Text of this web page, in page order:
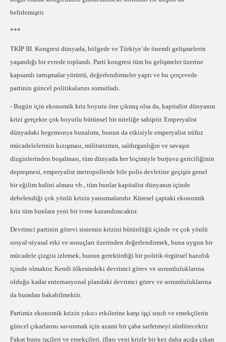
belirlemiştir.
***
TKİP III. Kongresi dünyada, bölgede ve Türkiye’de önemli gelişmelerin
yaşandığı bir evrede toplandı. Parti kongresi tüm bu gelişmeler üzerine
kapsamlı tartışmalar yürüttü, değerlendirmeler yaptı ve bu çerçevede
partinin güncel politikalarını somutladı.
- Bugün için ekonomik kriz boyutu öne çıkmış olsa da, kapitalist dünyanın
krizi gerçekte çok boyutlu bütünsel bir niteliğe sahiptir. Emperyalist
dünyadaki hegemonya bunalımı, bunun da etkisiyle emperyalist nüfuz
mücadelelerinin kızışması, militarizmin, saldırganlığın ve savaşın
dizginlerinden boşalması, tüm dünyada her biçimiyle burjuva gericiliğinin
depreşmesi, emperyalist metropollerde bile polis devletine geçişin genel
bir eğilim halini alması vb., tüm bunlar kapitalist dünyanın içinde
debelendiği çok yönlü krizin yansımalarıdır. Küresel çaptaki ekonomik
kriz tüm bunlara yeni bir ivme kazandıracaktır.
Devrimci partinin görevi sistemin krizini bütünlüğü içinde ve çok yönlü
sosyal-siyasal etki ve sonuçları üzerinden değerlendirmek, buna uygun bir
mücadele çizgisi izlemek, bunun gerektirdiği bir politik-örgütsel hazırlık
içinde olmaktır. Kendi ülkesindeki devrimci görev ve sorumluluklarına
olduğu kadar enternasyonal plandaki devrimci görev ve sorumluluklarına
da buradan bakabilmektir.
Partimiz ekonomik krizin yıkıcı etkilerine karşı işçi sınıfı ve emekçilerin
güncel çıkarlarını savunmak için azami bir çaba sarfetmeyi sürdürecektir.
Fakat bunu işçileri ve emekçileri, iflası yeni krizle bir kez daha açığa çıkan